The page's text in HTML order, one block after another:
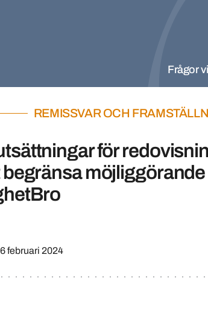
Frågor
REMISSVAR OCH
för
begränsa
6 februari 2024